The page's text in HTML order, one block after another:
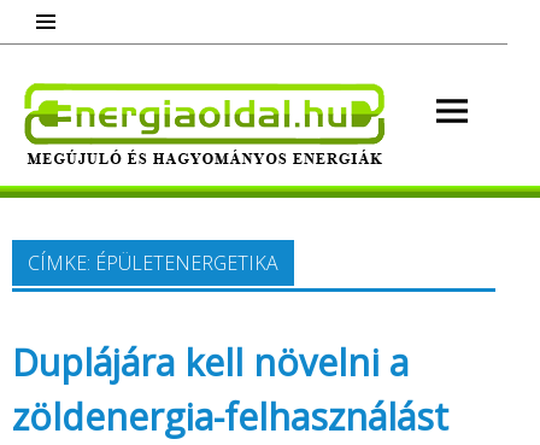
content
Megújuló és hagyományos energiák.
Minden, ami energia!
CÍMKE: ÉPÜLETENERGETIKA
Duplájára kell növelni a
zöldenergia-felhasználást